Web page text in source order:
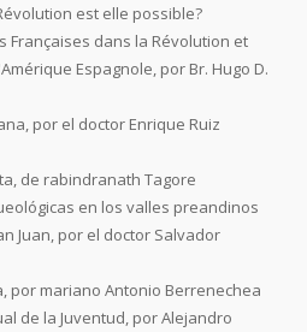
est elle possible?
Françaises dans la Révolution et
Espagnole, por Br. Hugo D.
por el doctor Enrique Ruiz
de rabindranath Tagore
en los valles preandinos
Juan, por el doctor Salvador
por mariano Antonio Berrenechea
de la Juventud, por Alejandro